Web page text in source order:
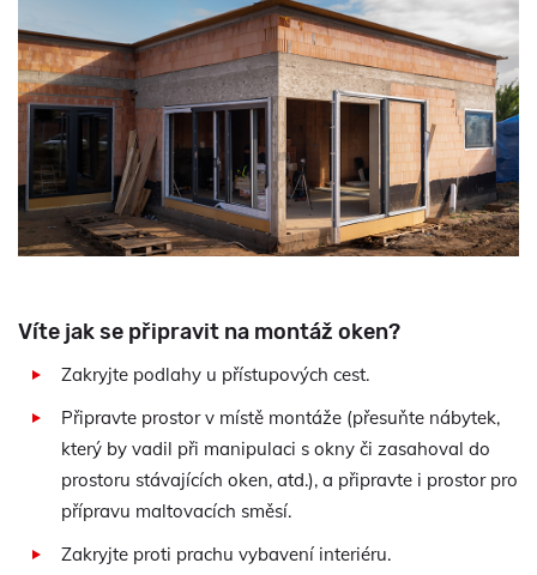
Víte jak se připravit na montáž oken?
Zakryjte podlahy u přístupových cest.
Připravte prostor v místě montáže (přesuňte nábytek,
který by vadil při manipulaci s okny či zasahoval do
prostoru stávajících oken, atd.), a připravte i prostor pro
přípravu maltovacích směsí.
Zakryjte proti prachu vybavení interiéru.